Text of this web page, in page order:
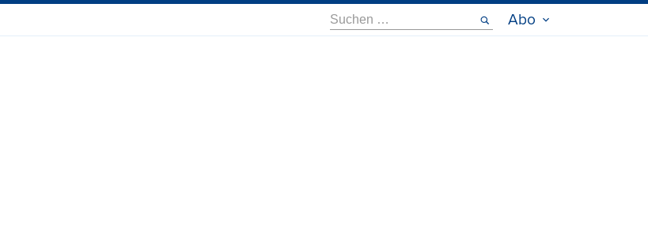
Suche
nach:
Abo